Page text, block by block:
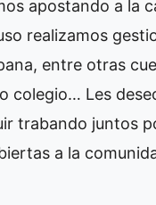
apostando a la
realizamos
entre otras
colegio… Les
trabando juntos
a la